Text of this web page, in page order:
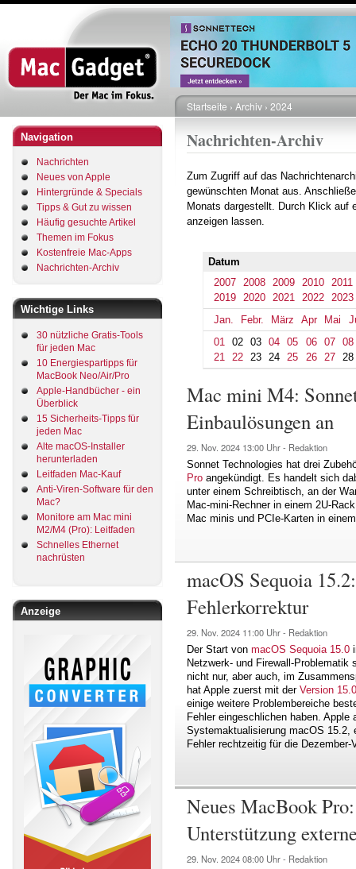
Direkt
zum
Inhalt
Navigation
Nachrichten
Neues von Apple
Hintergründe & Specials
Tipps & Gut zu wissen
Häufig gesuchte Artikel
Themen im Fokus
Kostenfreie Mac-Apps
Nachrichten-Archiv
Wichtige Links
30 nützliche Gratis-Tools
für jeden Mac
10 Energiespartipps für
MacBook Neo/Air/Pro
Apple-Handbücher - ein
Überblick
15 Sicherheits-Tipps für
jeden Mac
Alte macOS-Installer
herunterladen
Leitfaden Mac-Kauf
Anti-Viren-Software für den
Mac?
Monitore am Mac mini
M2/M4 (Pro): Leitfaden
Schnelles Ethernet
nachrüsten
Anzeige
Pfadnavigation
Startseite Archiv 2024
Nachrichten-Archiv
Zum Zugriff auf das
gewünschten Monat aus.
Monats dargestellt. Durch Klick auf
anzeigen lassen.
Datum
2007
2008 2009 2010
2011
2019
2020 2021 2022
2023
Jan.
Febr. März Apr Mai
01
02 03 04 05 06 07
08
21
22 23 24 25 26 27 28
Mac mini M4:
Einbaulösungen an
29. Nov. 2024 13:00 Uhr - Redaktion
Sonnet Technologies hat drei
Pro angekündigt. Es handelt sich
unter einem Schreibtisch, an der
Mac-mini-Rechner in einem 2U-
Mac minis und PCIe-Karten in
macOS Sequoia
Fehlerkorrektur
29. Nov. 2024 11:00 Uhr - Redaktion
Der Start von macOS Sequoia 15.0
Netzwerk- und Firewall-Problematik
nicht nur, aber auch, im
hat Apple zuerst mit der Version
einige weitere Problembereiche
Fehler eingeschlichen haben.
Systemaktualisierung macOS 15.2,
Fehler rechtzeitig für die
Neues MacBook
Unterstützung
29. Nov. 202408:00 Uhr - Redaktion